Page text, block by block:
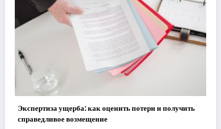
Ретроградные планеты в астрологии: мифы против
21 мая, 2026 admin